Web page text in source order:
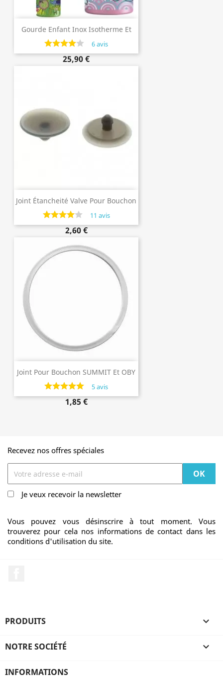
Gourde Enfant Inox Isotherme Et
Bouchon Paille Summit, 0.35 Litre,
Laken
6 avis
25,90 €
Joint Étancheité Valve Pour Bouchon
Jannu Ou Summit
11 avis
2,60 €
Joint Pour Bouchon SUMMIT Et OBY
De Laken
5 avis
1,85 €
Recevez nos offres spéciales
Je veux recevoir la newsletter
Vous pouvez vous désinscrire à tout moment. Vous
trouverez pour cela nos informations de contact dans les
conditions d'utilisation du site.
PRODUITS 
NOTRE SOCIÉTÉ 
INFORMATIONS